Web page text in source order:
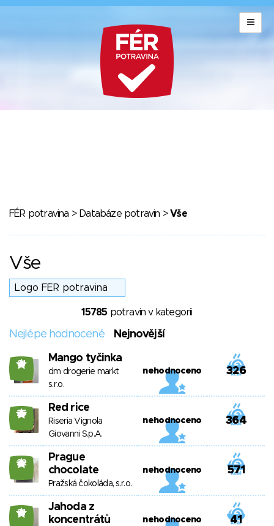
FÉR potravina > Databáze potravin >Vše
Vše
15785 potravin v kategorii
Nejlépe hodnocené Nejnovější
21 Mango tyčinka
dm drogerie markt
s.r.o.
nehodnoceno 326
25 Red rice
Riseria Vignola
Giovanni S.p.A.
nehodnoceno 364
22
Prague
chocolate
Pražská čokoláda, s.r.o.
nehodnoceno 571
21
Jahoda z
koncentrátů
nehodnoceno 41